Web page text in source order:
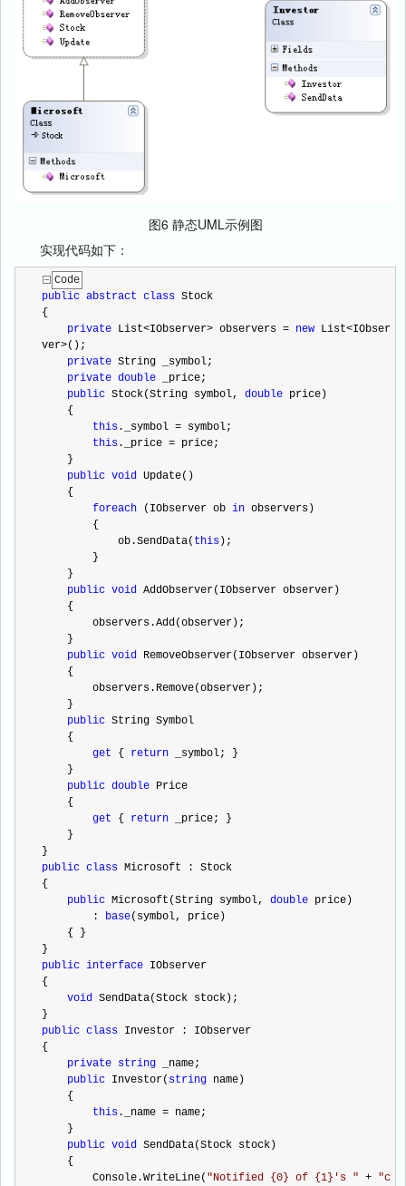
图6 静态UML示例图
实现代码如下：
Code
public abstract class Stock
{
private List<IObserver> observers = new List<IObser
ver>();
private String _symbol;
private double _price;
public Stock(String symbol, double price)
    {
this._symbol = symbol;
this._price = price;
    }
public void Update()
    {
foreach (IObserver ob in observers)
        {
            ob.SendData(
this );
        }
    }
public void AddObserver(IObserver observer)
    {
        observers.Add(observer);
    }
public void RemoveObserver(IObserver observer)
    {
        observers.Remove(observer);
    }
public String Symbol
    {
get { return _symbol; }
    }
public double Price
    {
get { return _price; }
    }
}
public class Microsoft : Stock
{
public Microsoft(String symbol, double price)
        :
base(symbol, price)
    { }
}
public interface IObserver
{
void SendData(Stock stock);
}
public class Investor : IObserver
{
private string _name;
public Investor( string name)
    {
this._name = name;
    }
public void SendData(Stock stock)
    {
        Console.WriteLine(
"Notified {0} of {1}'s " + "c